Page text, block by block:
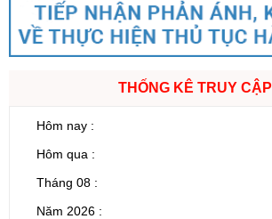
THỐNG KÊ TRUY CẬP
Hôm nay :
Hôm qua :
Tháng 08 :
Năm 2026 :